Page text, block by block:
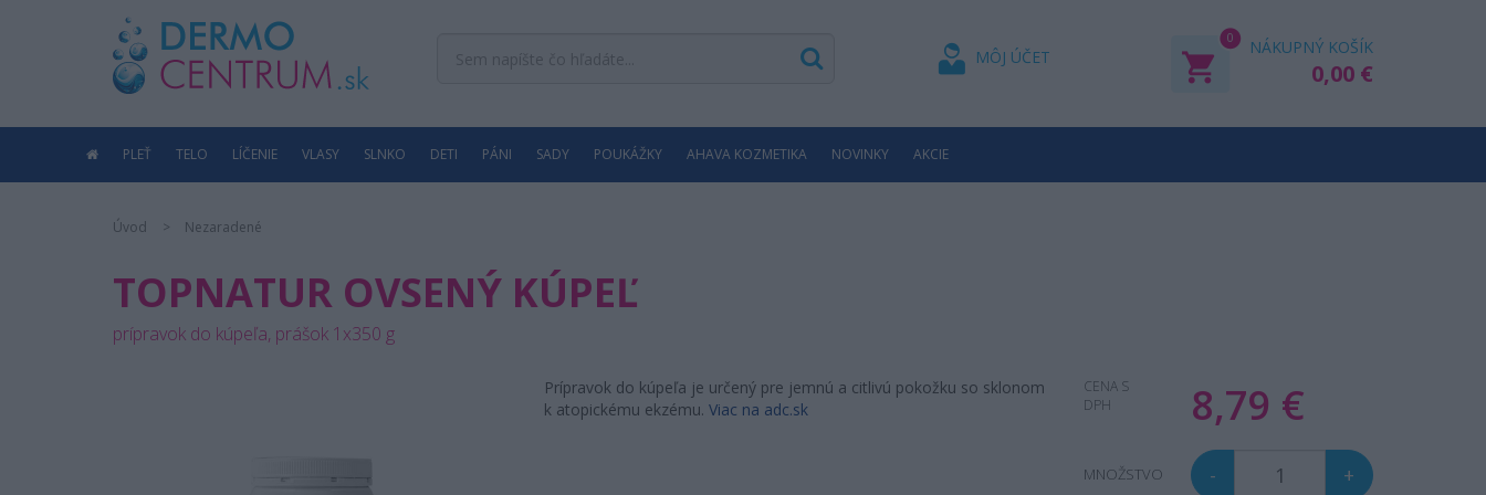
MÔJ ÚČET NÁKUPNÝ KOŠÍK
0,00 €
0
PLEŤ TELO LÍČENIE VLASY SLNKO DETI PÁNI SADY POUKÁŽKY AHAVA KOZMETIKA NOVINKY AKCIE
Úvod Nezaradené
TOPNATUR OVSENÝ KÚPEĽ
prípravok do kúpeľa, prášok 1x350 g
Prípravok do kúpeľa je určený pre jemnú a citlivú pokožku so sklonom
k atopickému ekzému. Viac na adc.sk
CENA S
DPH
8,79 €
MNOŽSTVO - +